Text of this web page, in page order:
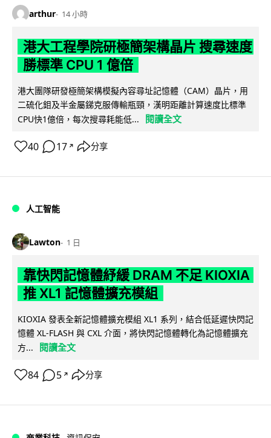
arthur 14 小時
港大工程學院研極簡架構晶片 搜尋速度
勝標準 CPU 1 億倍
港大團隊研發極簡架構模擬內容尋址記憶體（CAM）晶片，用
二硫化鉬及半金屬銻克服傳輸瓶頸，漢明距離計算速度比標準
CPU快1億倍，每次搜尋耗能低...
閱讀全文
40 17 ↗ 分享
人工智能
Lawton 1 日
靠快閃記憶體紓緩 DRAM 不足 KIOXIA
推 XL1 記憶體擴充模組
KIOXIA 發表全新記憶體擴充模組 XL1 系列，結合低延遲快閃記
憶體 XL-FLASH 與 CXL 介面，將快閃記憶體轉化為記憶體擴充
方...
閱讀全文
84 5 ↗ 分享